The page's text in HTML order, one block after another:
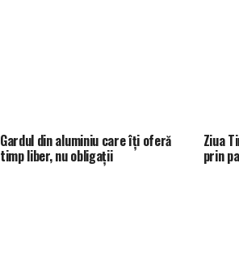
Gardul din aluminiu care îți oferă
timp liber, nu obligații
Ziua
prin